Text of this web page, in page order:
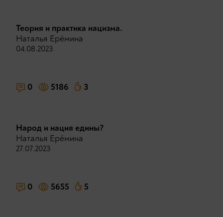
Теория и практика нацизма.
Наталья Ерёмина
04.08.2023
0 5186 3
Народ и нация едины?
Наталья Ерёмина
27.07.2023
0 5655 5